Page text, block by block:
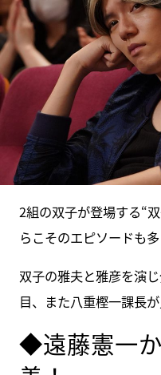
2組の双子が登場する“
らこそのエピソードも多
双子の雅夫と雅彦を演
目、また八重樫一課長
◆遠藤憲一